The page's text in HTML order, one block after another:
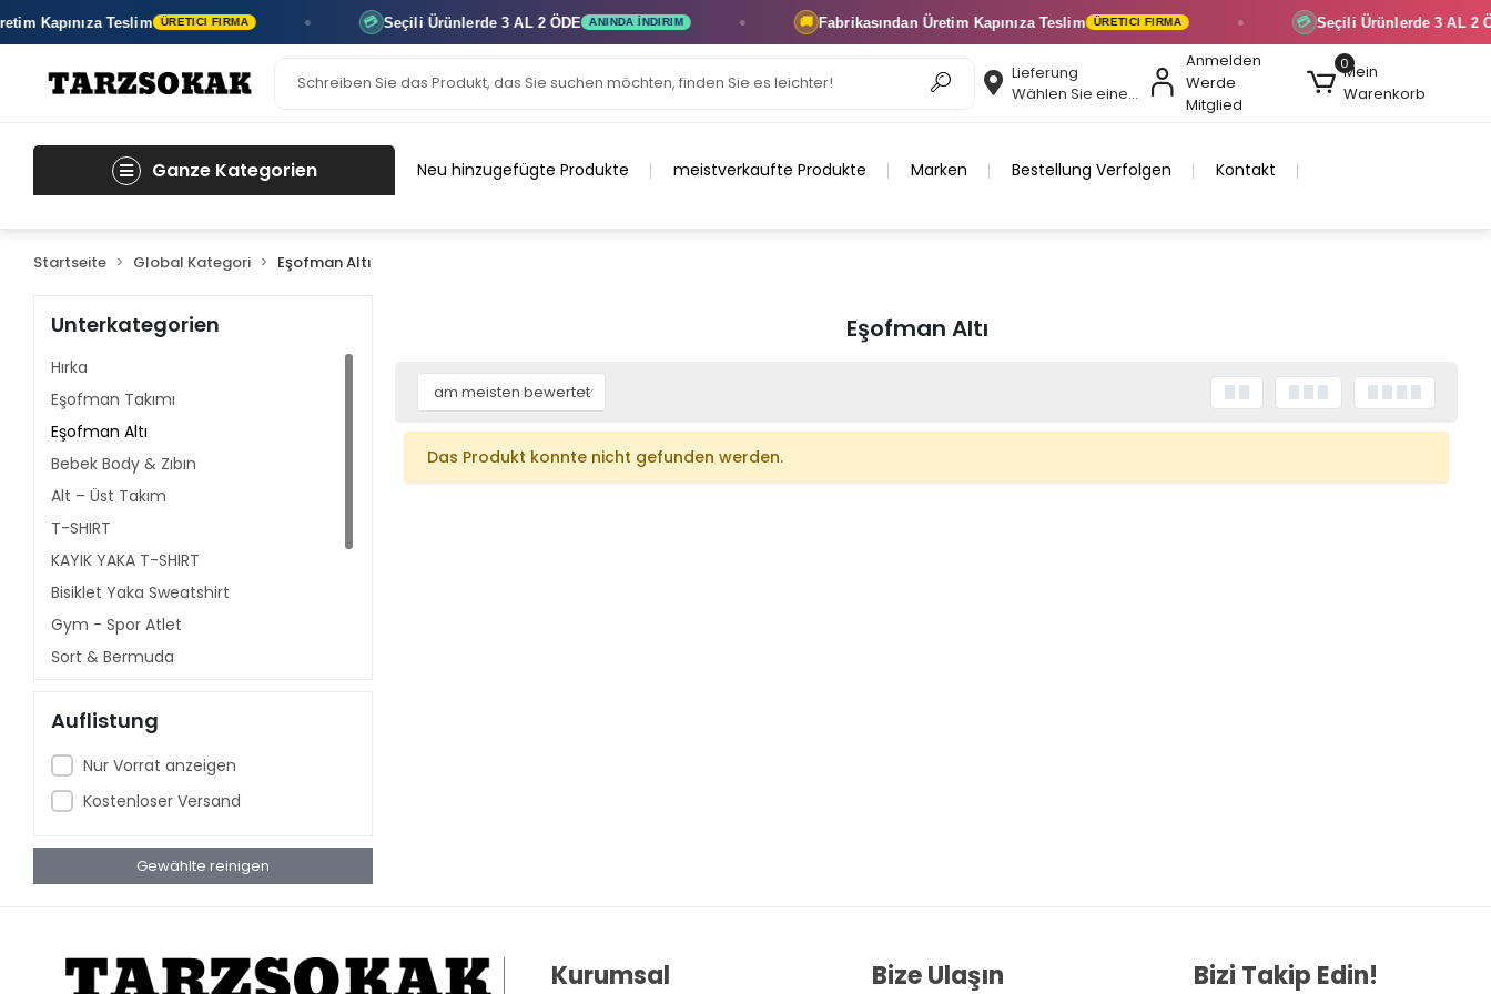
Kapınıza Teslim ÜRETICI FIRMA Seçili Ürünlerde3 AL 2 ÖDE ANINDA İNDIRIM Fabrikasından ÜretimKapınıza Teslim ÜRETICI FIRMA Seçili Ürünlerde3 AL 2
Lieferung
Wählen Sie eine Region
Anmelden
Werde
Mitglied
0Mein
Warenkorb
Ganze Kategorien Neu hinzugefügte Produkte meistverkaufte Produkte Marken Bestellung Verfolgen Kontakt
Startseite Global Kategori Eşofman Altı
Unterkategorien
Hırka
Eşofman Takımı
Eşofman Altı
Bebek Body & Zıbın
Alt – Üst Takım
T-SHIRT
KAYIK YAKA T-SHIRT
Bisiklet Yaka Sweatshirt
Gym - Spor Atlet
Şort & Bermuda
Polo Yaka
V YAKA T-SHIRT
Sweatshirt
Babby Tee T-shirt
Auflistung
Nur Vorrat anzeigen
Kostenloser Versand
Gewählte reinigen
Eşofman Altı
Das Produkt konnte nicht gefunden werden.
Kurumsal Bize Ulaşın Bizi Takip Edin!